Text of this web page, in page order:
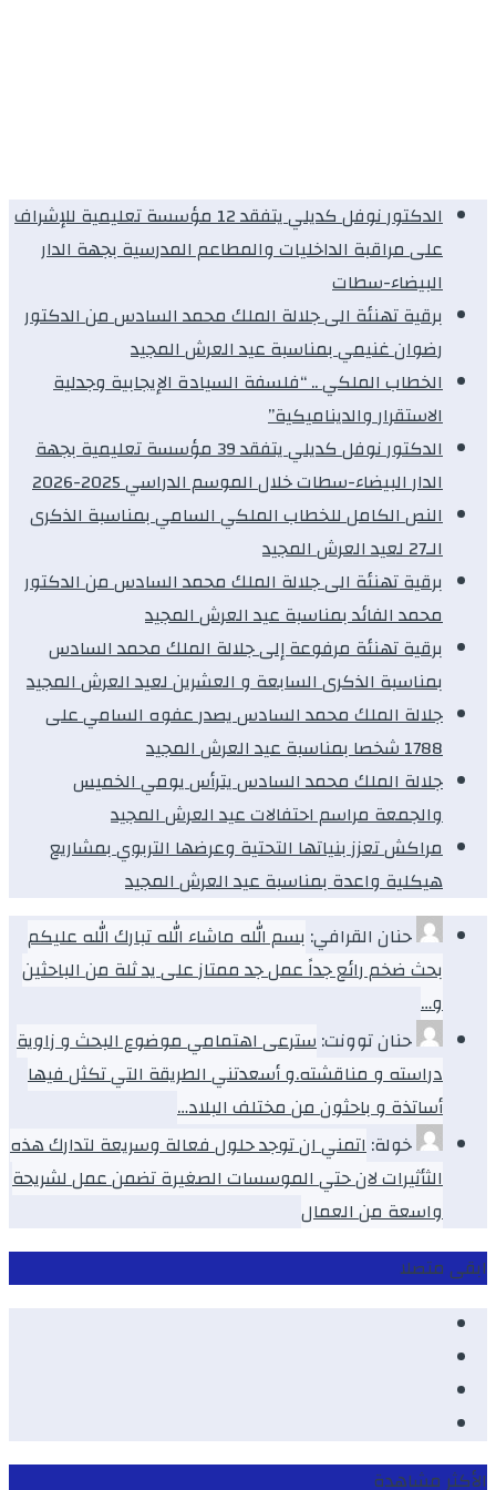
الدكتور نوفل كديلي يتفقد 12 مؤسسة تعليمية للإشراف
على مراقبة الداخليات والمطاعم المدرسية بجهة الدار
البيضاء-سطات
برقية تهنئة الى جلالة الملك محمد السادس من الدكتور
رضوان غنيمي بمناسبة عيد العرش المجيد
الخطاب الملكي .. “فلسفة السيادة الإيجابية وجدلية
الاستقرار والديناميكية”
الدكتور نوفل كديلي يتفقد 39 مؤسسة تعليمية بجهة
الدار البيضاء-سطات خلال الموسم الدراسي 2025-2026
النص الكامل للخطاب الملكي السامي بمناسبة الذكرى
الـ27 لعيد العرش المجيد
برقية تهنئة الى جلالة الملك محمد السادس من الدكتور
محمد الفائد بمناسبة عيد العرش المجيد
برقية تهنئة مرفوعة إلى جلالة الملك محمد السادس
بمناسبة الذكرى السابعة و العشرين لعيد العرش المجيد
جلالة الملك محمد السادس يصدر عفوه السامي على
1788 شخصا بمناسبة عيد العرش المجيد
جلالة الملك محمد السادس يترأس يومي الخميس
والجمعة مراسم احتفالات عيد العرش المجيد
مراكش تعزز بنياتها التحتية وعرضها التربوي بمشاريع
هيكلية واعدة بمناسبة عيد العرش المجيد
حنان القرافي: بسم الله ماشاء الله تبارك الله عليكم
بحث ضخم رائع جداً عمل جد ممتاز على يد ثلة من الباحثين
و…
حنان توونت:سترعى اهتمامي موضوع البحث و زاوية
دراسته و مناقشته.و أسعدتني الطريقة التي تكثل فيها
أساتذة و باحثون من مختلف البلاد…
خولة:اتمني ان توجد حلول فعالة وسريعة لتدارك هذه
الثأثيرات لان حتي الموسسات الصغيرة تضمن عمل لشريحة
واسعة من العمال
ابقى متصلا
الأكثر مشاهدة